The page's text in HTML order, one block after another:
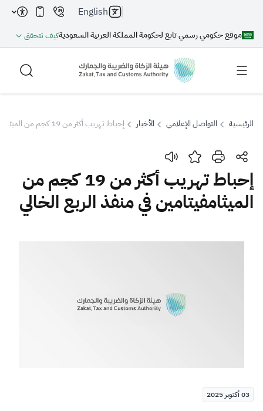
موقع حكومي رسمي تابع لحكومة المملكة العربية السعوديةكيف تتحقق
English
بحث
بحث بحث AI
اقتراحات
الرئيسية التواصل الإعلامي الأخبار إحباط تهريب أكثر من 19 كجم من الميثامفيتامين في منفذ الربع الخالي
إحباط تهريب أكثر من 19 كجم من
الميثامفيتامين في منفذ الربع الخالي
03 أكتوبر 2025